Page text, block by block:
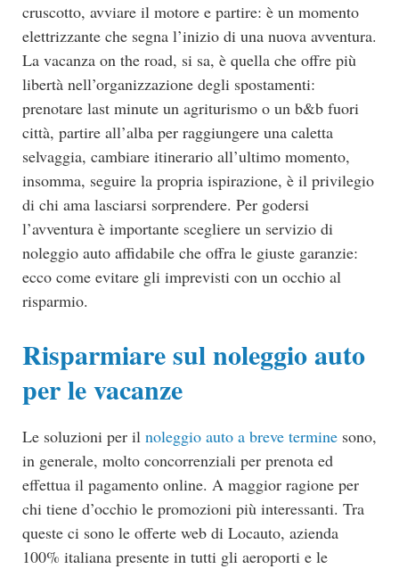
cruscotto, avviare il motore e partire: è un momento
elettrizzante che segna l’inizio di una nuova avventura.
La vacanza on the road, si sa, è quella che offre più
libertà nell’organizzazione degli spostamenti:
prenotare last minute un agriturismo o un b&b fuori
città, partire all’alba per raggiungere una caletta
selvaggia, cambiare itinerario all’ultimo momento,
insomma, seguire la propria ispirazione, è il privilegio
di chi ama lasciarsi sorprendere. Per godersi
l’avventura è importante scegliere un servizio di
noleggio auto affidabile che offra le giuste garanzie:
ecco come evitare gli imprevisti con un occhio al
risparmio.
Risparmiare sul noleggio auto
per le vacanze
Le soluzioni per il noleggio auto a breve termine sono,
in generale, molto concorrenziali per prenota ed
effettua il pagamento online. A maggior ragione per
chi tiene d’occhio le promozioni più interessanti. Tra
queste ci sono le offerte web di Locauto, azienda
100% italiana presente in tutti gli aeroporti e le